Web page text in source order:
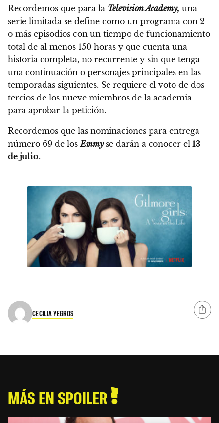
Recordemos que para la Television Academy, una
serie limitada se define como un programa con 2
o más episodios con un tiempo de funcionamiento
total de al menos 150 horas y que cuenta una
historia completa, no recurrente y sin que tenga
una continuación o personajes principales en las
temporadas siguientes. Se requiere el voto de dos
tercios de los nueve miembros de la academia
para aprobar la petición.
Recordemos que las nominaciones para entrega
número 69 de losEmmy se darán a conocer el 13
de julio.
CECILIA YEGROS
MÁS EN SPOILER